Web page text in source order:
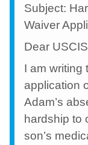
Subject:
Waiver
Dear
I am writing
application
Adam’s
hardship to
son’s